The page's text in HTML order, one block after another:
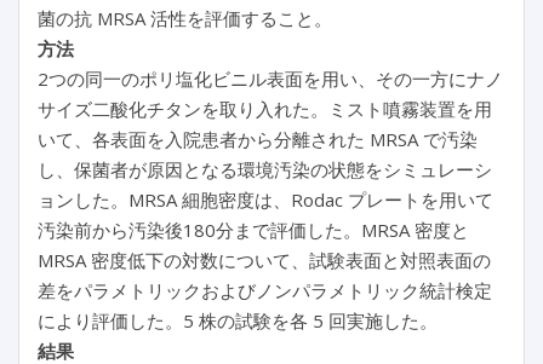
菌の抗 MRSA 活性を評価すること。
方法
2つの同一のポリ塩化ビニル表面を用い、その一方にナノ
サイズ二酸化チタンを取り入れた。ミスト噴霧装置を用
いて、各表面を入院患者から分離された MRSA で汚染
し、保菌者が原因となる環境汚染の状態をシミュレーシ
ョンした。MRSA 細胞密度は、Rodac プレートを用いて
汚染前から汚染後180分まで評価した。MRSA 密度と
MRSA 密度低下の対数について、試験表面と対照表面の
差をパラメトリックおよびノンパラメトリック統計検定
により評価した。5 株の試験を各 5 回実施した。
結果